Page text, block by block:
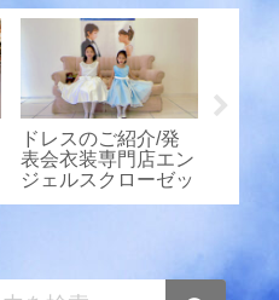
ドレスのご紹介/発
表会衣装専門店エン
ジェルスクローゼッ
ト